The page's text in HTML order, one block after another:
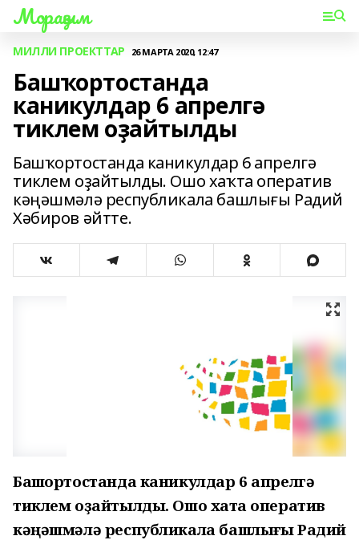
Мораҙым
МИЛЛИ ПРОЕКТТАР 26 МАРТА 2020, 12:47
Башҡортостанда
каникулдар 6 апрелгә
тиклем оҙайтылды
Башҡортостанда каникулдар 6 апрелгә
тиклем оҙайтылды. Ошо хаҡта оператив
кәңәшмәлә республикала башлығы Радий
Хәбиров әйтте.
Башҡортостанда каникулдар 6 апрелгә
тиклем оҙайтылды. Ошо хаҡта оператив
кәңәшмәлә республикала башлығы Радий